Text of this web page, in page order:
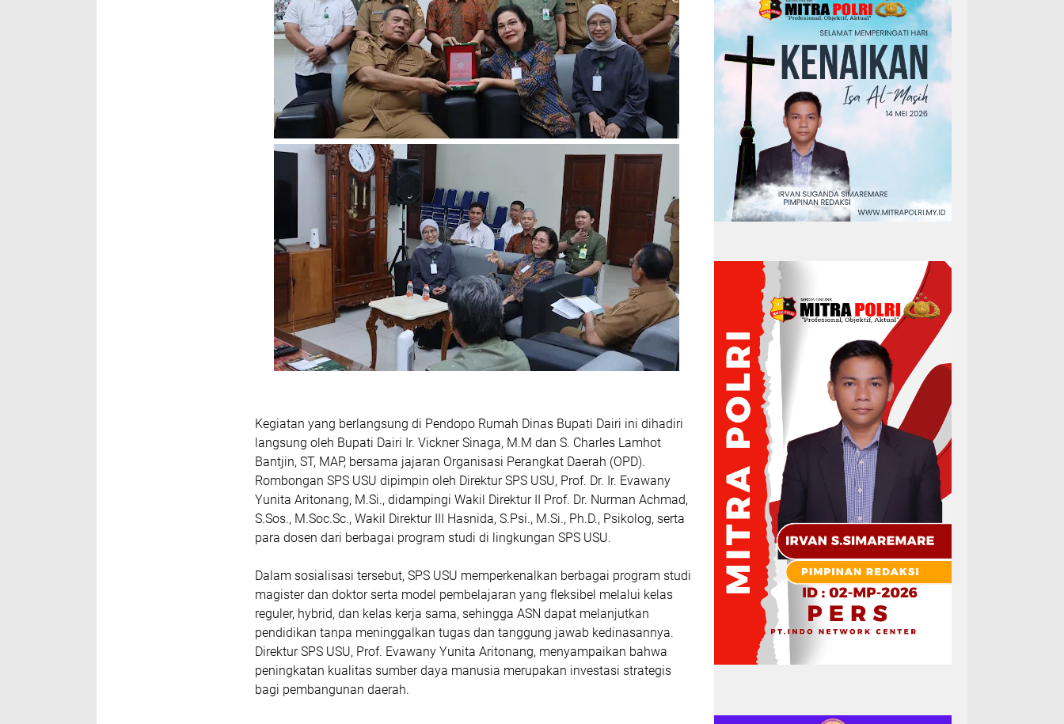
Kegiatan yang berlangsung di Pendopo Rumah Dinas Bupati Dairi ini dihadiri
langsung oleh Bupati Dairi Ir. Vickner Sinaga, M.M dan S. Charles Lamhot
Bantjin, ST, MAP, bersama jajaran Organisasi Perangkat Daerah (OPD).
Rombongan SPS USU dipimpin oleh Direktur SPS USU, Prof. Dr. Ir. Evawany
Yunita Aritonang, M.Si., didampingi Wakil Direktur II Prof. Dr. Nurman Achmad,
S.Sos., M.Soc.Sc., Wakil Direktur III Hasnida, S.Psi., M.Si., Ph.D., Psikolog, serta
para dosen dari berbagai program studi di lingkungan SPS USU.
Dalam sosialisasi tersebut, SPS USU memperkenalkan berbagai program studi
magister dan doktor serta model pembelajaran yang fleksibel melalui kelas
reguler, hybrid, dan kelas kerja sama, sehingga ASN dapat melanjutkan
pendidikan tanpa meninggalkan tugas dan tanggung jawab kedinasannya.
Direktur SPS USU, Prof. Evawany Yunita Aritonang, menyampaikan bahwa
peningkatan kualitas sumber daya manusia merupakan investasi strategis
bagi pembangunan daerah.